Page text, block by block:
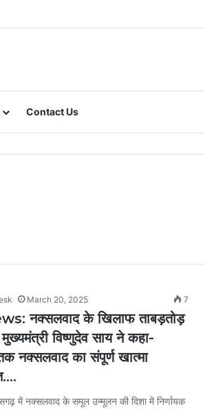
Contact Us
March 20, 2025 7
नक्सलवाद के खिलाफ ताबड़तोड़
मुख्यमंत्री विष्णुदेव साय ने कहा-
नक्सलवाद का संपूर्ण खात्मा
में नक्सलवाद के समूल उन्मूलन की दिशा में निर्णायक